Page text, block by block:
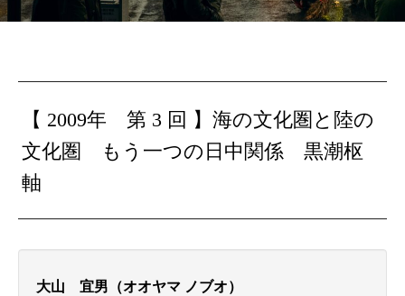
【 2009年 第 3 回 】海の文化圏と陸の
文化圏
もう一つの日中関係 黒潮枢
軸
大山 宜男（オオヤマ ノブオ）